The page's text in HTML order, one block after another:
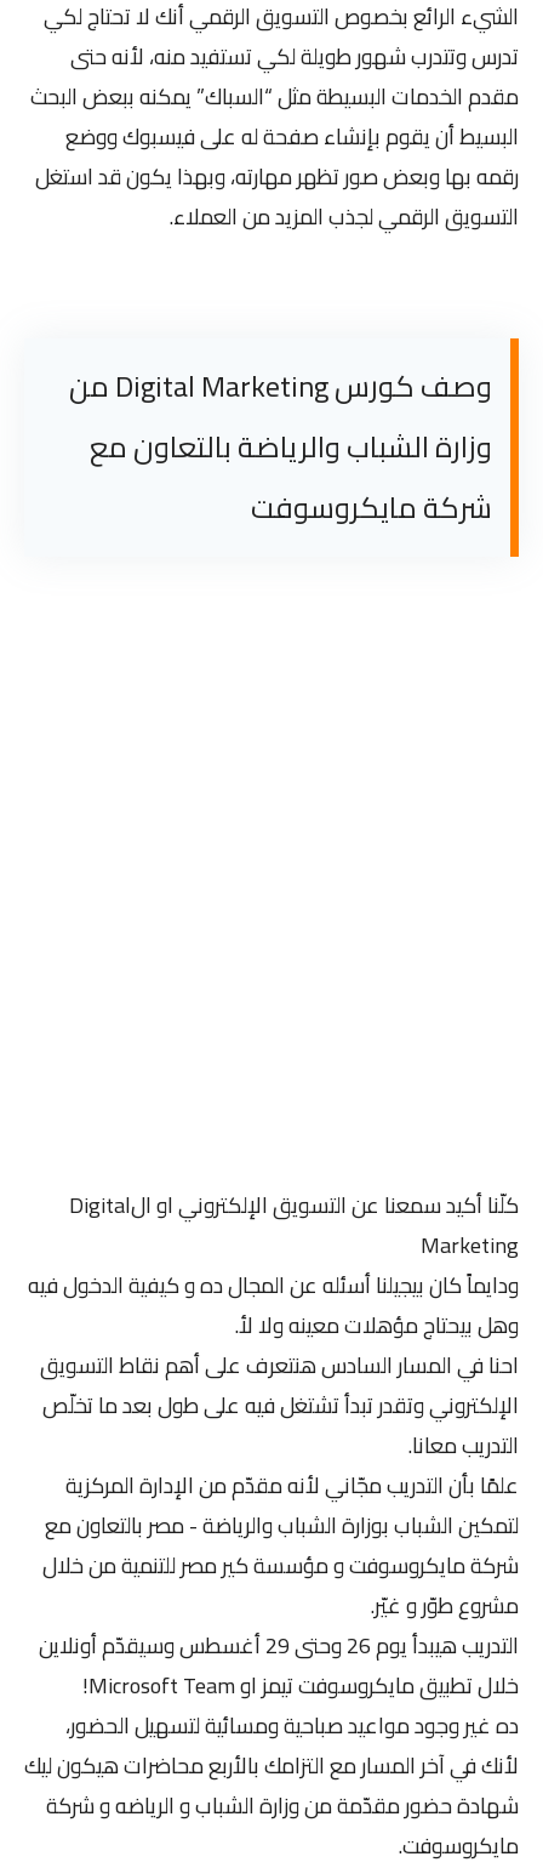
الشيء الرائع بخصوص التسويق الرقمي أنك لا تحتاج لكي
تدرس وتتدرب شهور طويلة لكي تستفيد منه، لأنه حتى
مقدم الخدمات البسيطة مثل “السباك” يمكنه ببعض البحث
البسيط أن يقوم بإنشاء صفحة له على فيسبوك ووضع
رقمه بها وبعض صور تظهر مهارته، وبهذا يكون قد استغل
التسويق الرقمي لجذب المزيد من العملاء.
وصف كورس Digital Marketing من
وزارة الشباب والرياضة بالتعاون مع
شركة مايكروسوفت
كلّنا أكيد سمعنا عن التسويق الإلكتروني او الDigital
Marketing
ودايماً كان بيجيلنا أسئله عن المجال ده و كيفية الدخول فيه
وهل بيحتاج مؤهلات معينه ولا لأ.
احنا في المسار السادس هنتعرف على أهم نقاط التسويق
الإلكتروني وتقدر تبدأ تشتغل فيه على طول بعد ما تخلّص
التدريب معانا.
علمًا بأن التدريب مجّاني لأنه مقدّم من الإدارة المركزية
لتمكين الشباب بوزارة الشباب والرياضة - مصر بالتعاون مع
شركة مايكروسوفت و مؤسسة كير مصر للتنمية من خلال
مشروع طوّر و غيّر.
التدريب هيبدأ يوم 26 وحتى 29 أغسطس وسيقدّم أونلاين
خلال تطبيق مايكروسوفت تيمز او Microsoft Team!
ده غير وجود مواعيد صباحية ومسائية لتسهيل الحضور،
لأنك في آخر المسار مع التزامك بالأربع محاضرات هيكون ليك
شهادة حضور مقدّمة من وزارة الشباب و الرياضه و شركة
مايكروسوفت.